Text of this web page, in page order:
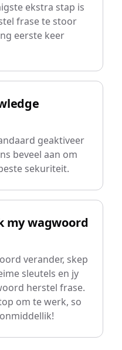
ekstra stap is
frase te stoor
eerste keer
geaktiveer
beveel aan om
sekuriteit.
my wagwoord
verander, skep
sleutels en jy
herstel frase.
om te werk, so